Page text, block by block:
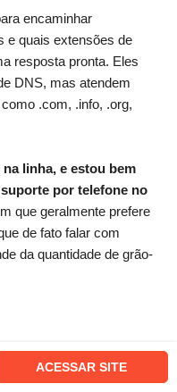
encaminhar
e quais extensões de
resposta pronta. Eles
DNS, mas atendem
.com, .info, .org,
linha, e estou bem
por telefone no
que geralmente prefere
de fato falar com
da quantidade de grão-
é justo pelas
ACESSAR SITE